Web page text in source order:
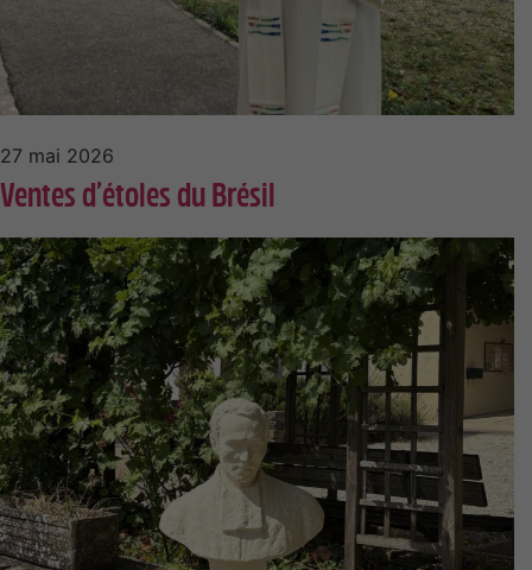
27 mai 2026
Ventes d’étoles du Brésil